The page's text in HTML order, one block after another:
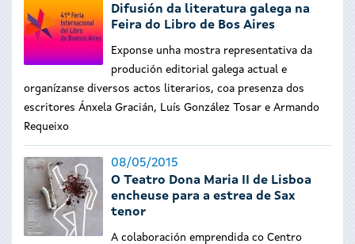
Difusión da literatura galega na
Feira do Libro de Bos Aires
Exponse unha mostra representativa da
produción editorial galega actual e
organízanse diversos actos literarios, coa presenza dos
escritores Ánxela Gracián, Luís González Tosar e Armando
Requeixo
08/05/2015
O Teatro Dona Maria II de Lisboa
encheuse para a estrea de Sax
tenor
A colaboración emprendida co Centro